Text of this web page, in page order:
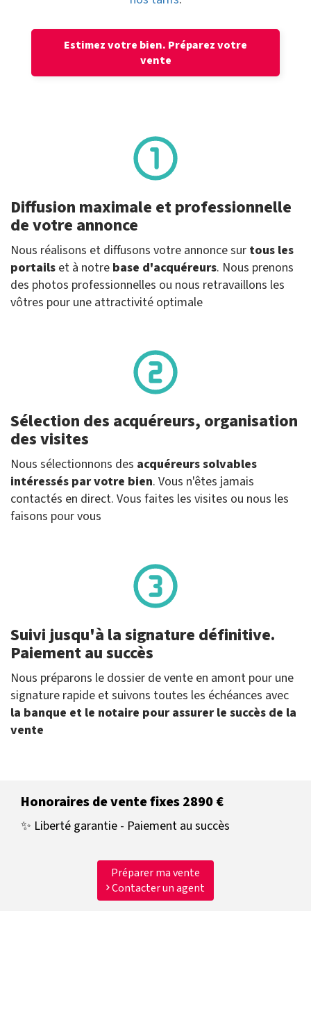
Estimez votre bien. Préparez votre
vente
Diffusion maximale et professionnelle
de votre annonce
Nous réalisons et diffusons votre annonce sur tous les
portails et à notre base d'acquéreurs. Nous prenons
des photos professionnelles ou nous retravaillons les
vôtres pour une attractivité optimale
Sélection des acquéreurs, organisation
des visites
Nous sélectionnons des acquéreurs solvables
intéressés par votre bien. Vous n'êtes jamais
contactés en direct. Vous faites les visites ou nous les
faisons pour vous
Suivi jusqu'à la signature définitive.
Paiement au succès
Nous préparons le dossier de vente en amont pour une
signature rapide et suivons toutes les échéances avec
la banque et le notaire pour assurer le succès de la
vente
Honoraires de vente fixes 2890 €
✨ Liberté garantie - Paiement au succès
Préparer ma vente
Contacter un agent